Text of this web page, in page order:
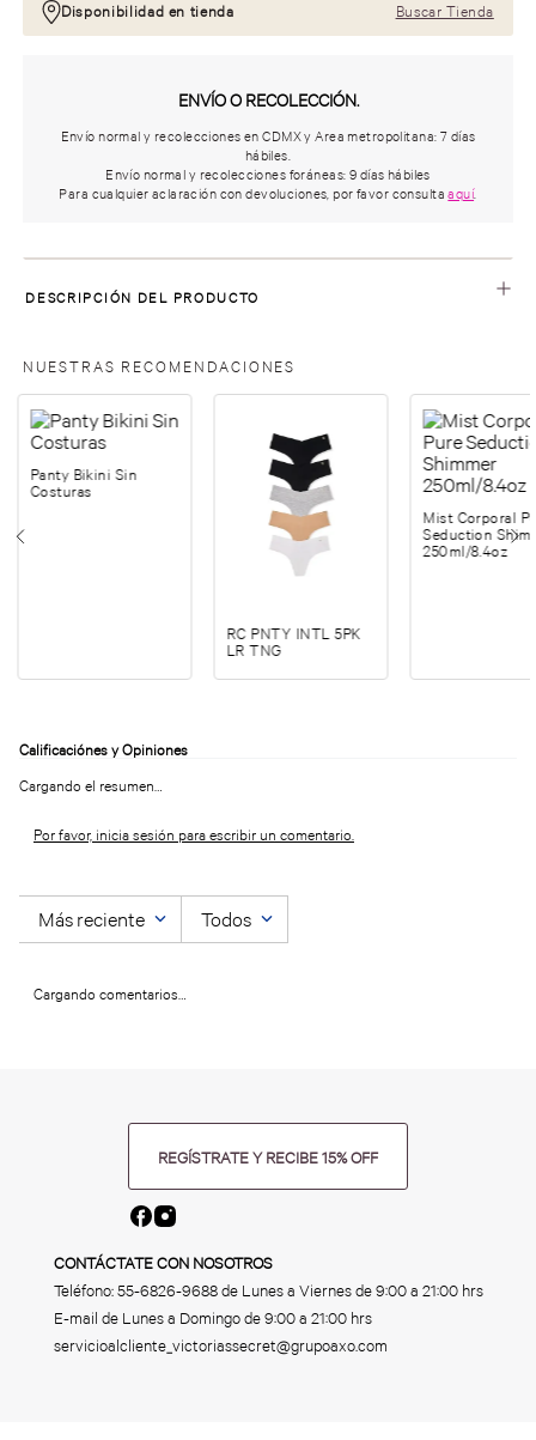
Disponibilidad en tienda Buscar Tienda
ENVÍO O RECOLECCIÓN.
Envío normal y recolecciones en CDMX y Area metropolitana: 7 días
hábiles.
Envío normal y recolecciones foráneas: 9 días hábiles
Para cualquier aclaración con devoluciones, por favor consultaaquí.
DESCRIPCIÓN DEL PRODUCTO
NUESTRAS RECOMENDACIONES
Panty Bikini Sin
Costuras
RC PNTY INTL 5PK
LR TNG
Mist Corporal
Seduction
250ml/8.4oz
Cargando el resumen…
Por favor, inicia sesión para escribir un comentario.
Más reciente Todos
Cargando comentarios…
REGÍSTRATE Y RECIBE 15% OFF
CONTÁCTATE CON NOSOTROS
Teléfono:55-6826-9688de Lunes a Viernes de 9:00 a 21:00 hrs
E-mail de Lunes a Domingo de 9:00 a 21:00 hrs
servicioalcliente_victoriassecret@grupoaxo.com